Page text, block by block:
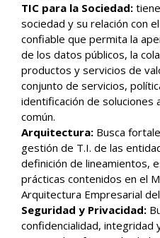
TIC para la Sociedad:
sociedad y su relación con
confiable que permita la
de los datos públicos, la
productos y servicios de
conjunto de servicios,
identificación de
común.
Arquitectura: Busca
gestión de T.I. de las
definición de lineamientos,
prácticas contenidos en el
Arquitectura Empresarial
Seguridad y Privacidad:
confidencialidad, integridad